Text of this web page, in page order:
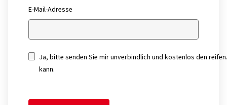
E-Mail-Adresse
Ja, bitte senden Sie mir unverbindlich und kostenlos den
kann.